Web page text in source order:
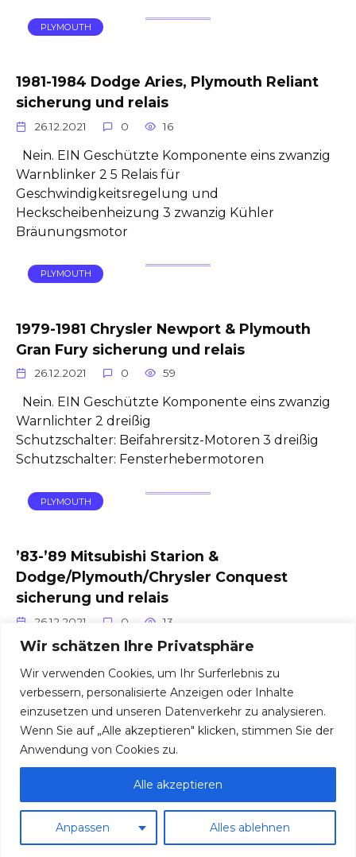
Wir schätzen Ihre Privatsphäre
Wir verwenden Cookies, um Ihr Surferlebnis zu
verbessern, personalisierte Anzeigen oder Inhalte
einzusetzen und unseren Datenverkehr zu analysieren.
Wenn Sie auf „Alle akzeptieren" klicken, stimmen Sie der
Anwendung von Cookies zu.
Anpassen Alles ablehnen
Alle akzeptieren
PLYMOUTH
1981-1984 Dodge Aries, Plymouth Reliant
sicherung und relais
26.12.2021 0 16
Nein. EIN Geschützte Komponente eins zwanzig
Warnblinker 2 5 Relais für
Geschwindigkeitsregelung und
Heckscheibenheizung 3 zwanzig Kühler
Bräunungsmotor
PLYMOUTH
1979-1981 Chrysler Newport & Plymouth
Gran Fury sicherung und relais
26.12.2021 0 59
Nein. EIN Geschützte Komponente eins zwanzig
Warnlichter 2 dreißig
Schutzschalter: Beifahrersitz-Motoren 3 dreißig
Schutzschalter: Fensterhebermotoren
PLYMOUTH
’83-’89 Mitsubishi Starion &
Dodge/Plymouth/Chrysler Conquest
sicherung und relais
26.12.2021 0 13
Passagierabteil Automatischer Sicherheitsgurt-
Schutzschalter (20A) Sicherungskasten
/ Dedizierte Sicherung: Beheizter, ferngesteuerter
Spiegel (5A) Sicherungskasten
© 2026 Sicherungen und Relais